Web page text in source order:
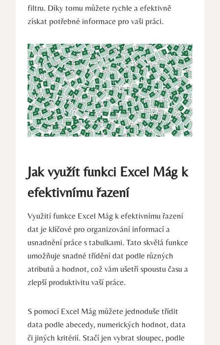
filtru. Díky tomu můžete rychle a efektivně
získat potřebné informace pro vaši práci.
Jak využít funkci Excel Mág k
efektivnímu řazení
Využití funkce Excel Mág k efektivnímu řazení
dat je klíčové pro organizování informací a
usnadnění práce s tabulkami. Tato skvělá funkce
umožňuje snadné třídění dat podle různých
atributů a hodnot, což vám ušetří spoustu času a
zlepší produktivitu vaší práce.
S pomocí Excel Mág můžete jednoduše třídit
data podle abecedy, numerických hodnot, data
či jiných kritérií. Stačí jen vybrat sloupec, podle